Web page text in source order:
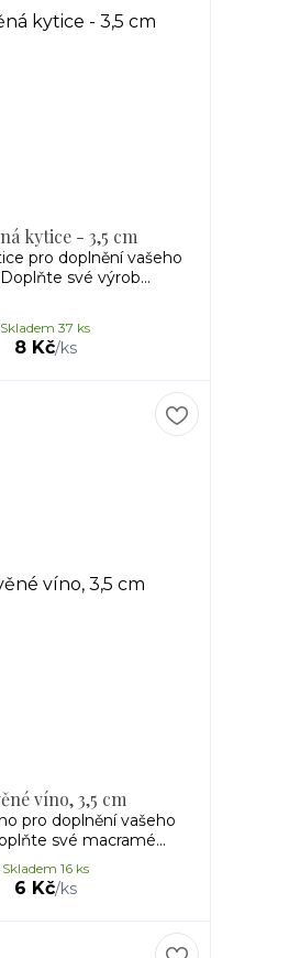
kytice - 3,5 cm
pro doplnění vašeho
své výrob...
8 Kč/ks
Skladem 37 ks
víno, 3,5 cm
pro doplnění vašeho
své macramé...
6 Kč/ks
Skladem 16 ks